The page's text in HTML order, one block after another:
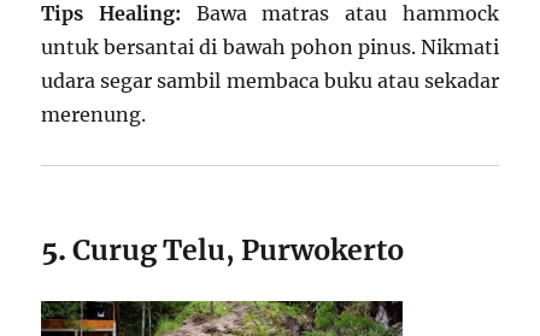
Tips Healing: Bawa matras atau hammock
untuk bersantai di bawah pohon pinus. Nikmati
udara segar sambil membaca buku atau sekadar
merenung.
5.Curug Telu, Purwokerto